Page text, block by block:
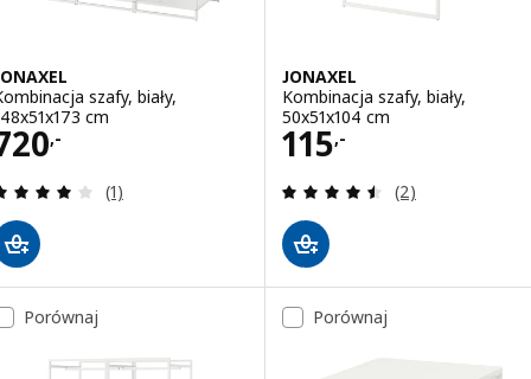
szafy, biały,
cm
,- 720,-
Recenzja: 4 z 5 gwiazdki. Łączna liczba recenzji:
(1)
JONAXEL
Kombinacja szafy, biały,
50x51x104 cm
115,-
Cena 115,-
Recenzja: 4.5
(2)
Porównaj Porównaj